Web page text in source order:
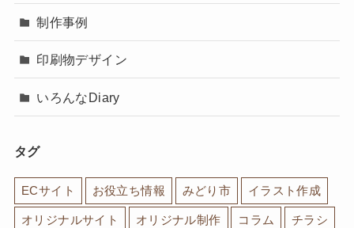
制作事例
印刷物デザイン
いろんなDiary
タグ
ECサイト お役立ち情報 みどり市 イラスト作成
オリジナルサイト オリジナル制作 コラム チラシ